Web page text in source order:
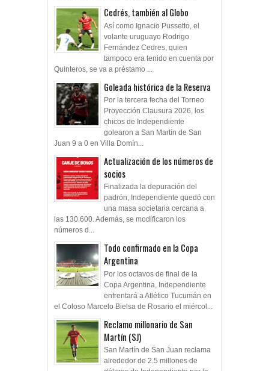
Cedrés, también al Globo
Así como Ignacio Pussetto, el
volante uruguayo Rodrigo
Fernández Cedres, quien
tampoco era tenido en cuenta por
Quinteros, se va a préstamo ...
Goleada histórica de la Reserva
Por la tercera fecha del Torneo
Proyección Clausura 2026, los
chicos de Independiente
golearon a San Martín de San
Juan 9 a 0 en Villa Domín...
Actualización de los números de
socios
Finalizada la depuración del
padrón, Independiente quedó con
una masa societaria cercana a
las 130.600. Además, se modificaron los
números d...
Todo confirmado en la Copa
Argentina
Por los octavos de final de la
Copa Argentina, Independiente
enfrentará a Atlético Tucumán en
el Coloso Marcelo Bielsa de Rosario el miércol...
Reclamo millonario de San
Martín (SJ)
San Martín de San Juan reclama
alrededor de 2.5 millones de